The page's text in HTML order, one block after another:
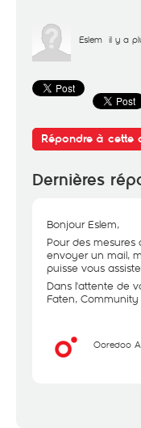
Eslem il y a
Répondre à cette
Dernières
Bonjour Eslem,
Pour des
envoyer un mail,
puisse vous
Dans l'attente de
Faten,
Ooredoo